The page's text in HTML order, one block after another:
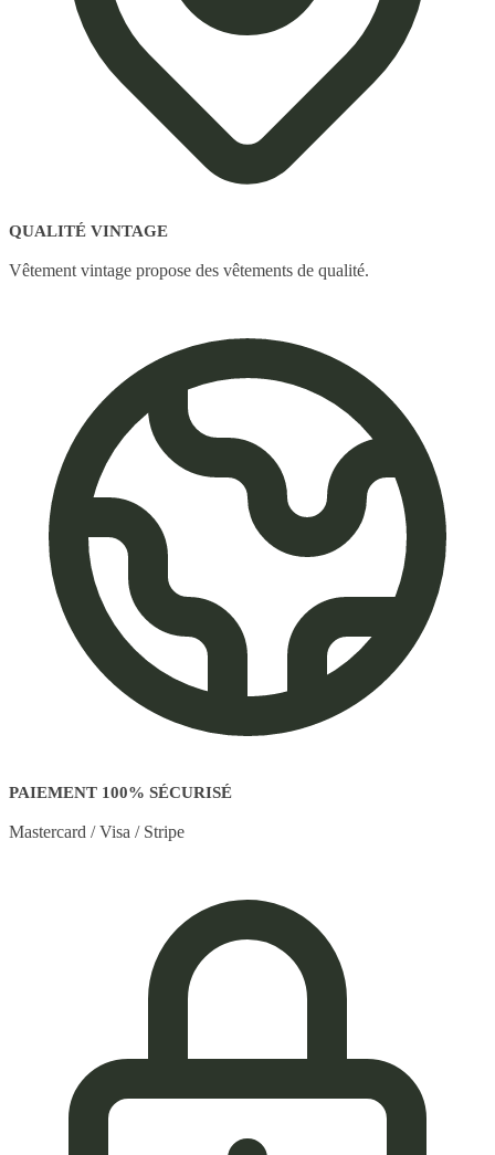
QUALITÉ VINTAGE
Vêtement vintage propose des vêtements de qualité.
PAIEMENT 100% SÉCURISÉ
Mastercard / Visa / Stripe